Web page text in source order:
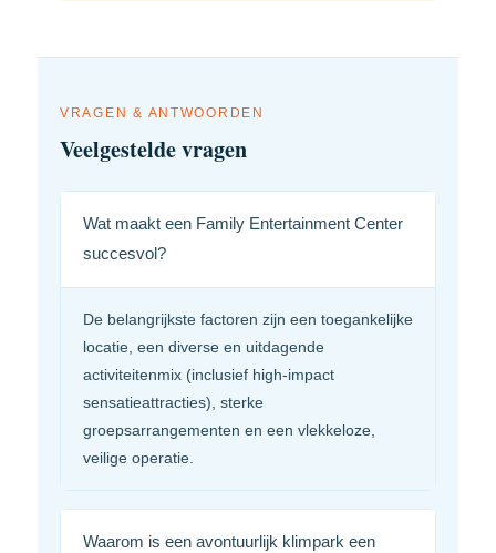
VRAGEN & ANTWOORDEN
Veelgestelde vragen
Wat maakt een Family Entertainment Center
succesvol?
De belangrijkste factoren zijn een toegankelijke
locatie, een diverse en uitdagende
activiteitenmix (inclusief high-impact
sensatieattracties), sterke
groepsarrangementen en een vlekkeloze,
veilige operatie.
Waarom is een avontuurlijk klimpark een